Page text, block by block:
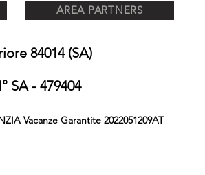
AREA PARTNERS
84014 (SA)
SA - 479404
Vacanze Garantite 2022051209AT